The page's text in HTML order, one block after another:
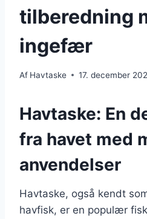
tilberedning
ingefær
Af Havtaske 17. december
Havtaske: En
fra havet med
anvendelser
Havtaske, også kendt
havfisk, er en populær